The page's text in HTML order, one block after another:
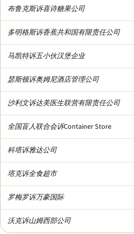
布鲁克斯诉喜诗糖果公司
多明格斯诉香蕉共和国有限责任公司
马凯特诉五小伙汉堡企业
瑟斯顿诉奥姆尼酒店管理公司
沙利文诉达美医生联营有限责任公司
全国盲人联合会诉Container Store
科塔诉雅达公司
塔克诉全食超市
罗梅罗诉万豪国际
沃克诉山姆西部公司